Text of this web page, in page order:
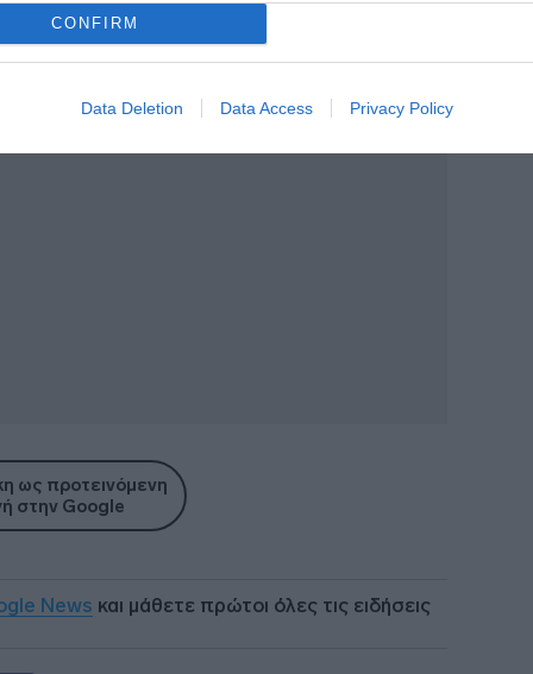
CONFIRM
Data Deletion Data Access Privacy Policy
για το γεγονός ότι ο εμβολιασμός
Γαλλία, καθώς σχεδόν 18 εκατομμύρια
ως προτεινόμενη
στην Google
News και μάθετε πρώτοι όλες τις ειδήσεις